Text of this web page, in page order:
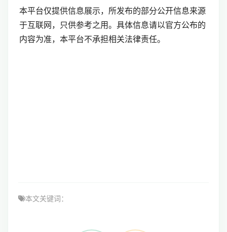
本平台仅提供信息展示，所发布的部分公开信息来源
于互联网，只供参考之用。具体信息请以官方公布的
内容为准，本平台不承担相关法律责任。
本文关键词：